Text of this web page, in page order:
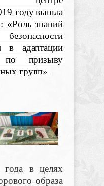
году вышла
«Роль знаний
в адаптации
по призыву
групп».
в целях
образа